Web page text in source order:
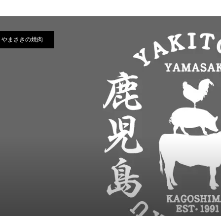
やまさきの焼肉